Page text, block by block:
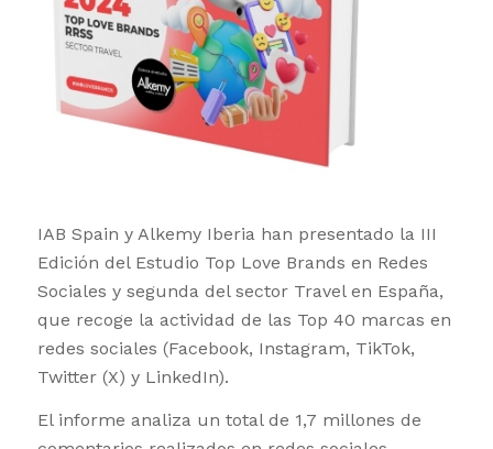
IAB Spain y Alkemy Iberia han presentado la III
Edición del Estudio Top Love Brands en Redes
Sociales y segunda del sector Travel en España,
que recoge la actividad de las Top 40 marcas en
redes sociales (Facebook, Instagram, TikTok,
Twitter (X) y LinkedIn).
El informe analiza un total de 1,7 millones de